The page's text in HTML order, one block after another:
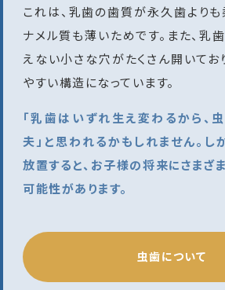
これは、乳歯の歯質が永久歯よりも
ナメル質も薄いためです。また、乳
えない小さな穴がたくさん開いてお
やすい構造になっています。
「乳歯はいずれ生え変わるから、
夫」と思われるかもしれません。し
放置すると、お子様の将来にさまざ
可能性があります。
虫歯について